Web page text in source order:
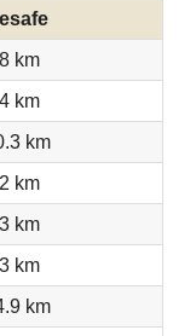
km
km
km
km
km
km
km